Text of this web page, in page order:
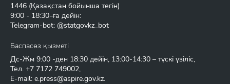
1446 (Қазақстан бойынша тегін)
9:00 - 18:30-ға дейін:
Telegram-bot: @statgovkz_bot
Баспасөз қызметі
Дс-Жм 9:00 -ден 18:30 дейін, 13:00-14:30 – түскі үзіліс,
Тел. +7 7172 749002,
E-mail: e.press@aspire.gov.kz.